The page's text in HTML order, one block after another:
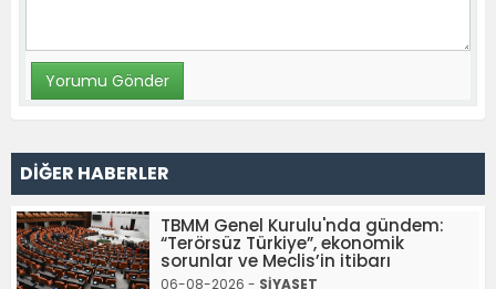
DİĞER HABERLER
TBMM Genel Kurulu'nda gündem:
“Terörsüz Türkiye”, ekonomik
sorunlar ve Meclis’in itibarı
06-08-2026 - SİYASET